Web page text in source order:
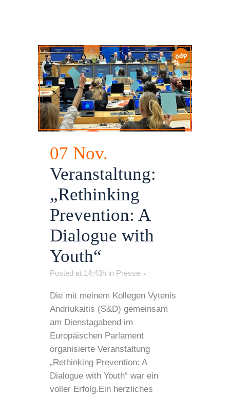
07 Nov.
Veranstaltung:
„Rethinking
Prevention: A
Dialogue with
Youth“
Posted at 14:43h in Presse
Die mit meinem Kollegen Vytenis
Andriukaitis (S&D) gemeinsam
am Dienstagabend im
Europäischen Parlament
organisierte Veranstaltung
„Rethinking Prevention: A
Dialogue with Youth“ war ein
voller Erfolg.Ein herzliches